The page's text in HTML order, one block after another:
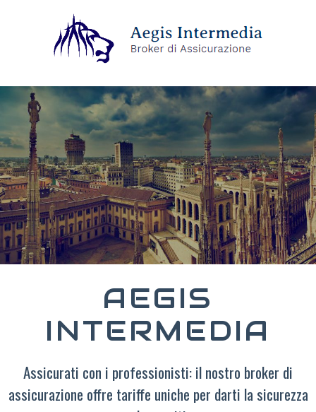
AEGIS
INTERMEDIA
Assicurati con i professionisti: il nostro broker di
assicurazione offre tariffe uniche per darti la sicurezza